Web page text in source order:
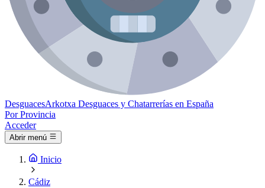
DesguacesArkotxa Desguaces y Chatarrerías en España
Por Provincia
Acceder
Abrir menú
Inicio
Cádiz